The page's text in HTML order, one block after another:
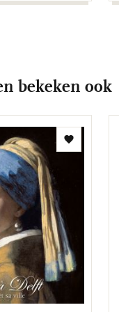
bekeken ook
Toevoegen